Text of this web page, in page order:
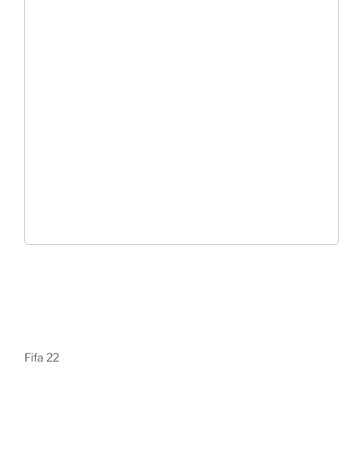
Fifa 22